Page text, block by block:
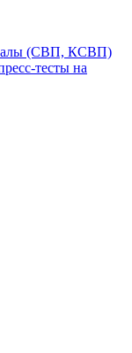
(СВП, КСВП)
тесты на